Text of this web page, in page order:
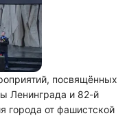
посвящённых
Ленинграда и 82-й
города от фашистской